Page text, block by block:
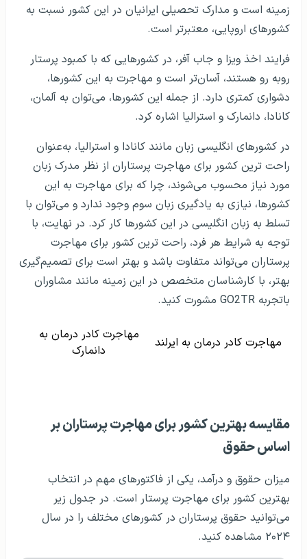
زمینه است و مدارک تحصیلی ایرانیان در این کشور نسبت به
کشورهای اروپایی، معتبرتر است.
فرایند اخذ ویزا و جاب آفر، در کشورهایی که با کمبود پرستار
رو‌به رو هستند، آسان‌تر است و مهاجرت به این کشورها،
دشواری کمتری دارد. از جمله این کشورها، می‎‌توان به آلمان،
کانادا، دانمارک و استرالیا اشاره کرد.
در کشورهای انگلیسی‌ زبان مانند کانادا و استرالیا، به‌عنوان
راحت‌ ترین کشور برای مهاجرت پرستاران از نظر مدرک زبان
مورد نیاز محسوب می‌شوند، چرا که برای مهاجرت به این
کشورها، نیازی به یادگیری زبان سوم وجود ندارد و می‌توان با
تسلط به زبان انگلیسی در این کشورها کار کرد. در نهایت، با
توجه به شرایط هر فرد، راحت‌ ترین کشور برای مهاجرت
پرستاران می‌تواند متفاوت باشد و بهتر است برای تصمیم‌گیری
بهتر، با کارشناسان متخصص در این زمینه مانند مشاوران
باتجربه GO2TR مشورت کنید.
مهاجرت کادر درمان به ایرلند
مهاجرت کادر درمان به
دانمارک
مقایسه بهترین کشور برای مهاجرت پرستاران بر
اساس حقوق
میزان حقوق و درآمد، یکی از فاکتورهای مهم در انتخاب
بهترین کشور برای مهاجرت پرستار است. در جدول زیر
می‌توانید حقوق پرستاران در کشورهای مختلف را در سال
۲۰۲۴ مشاهده کنید.